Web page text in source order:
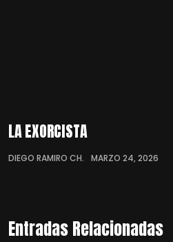
LA EXORCISTA
DIEGO RAMIRO CH. MARZO 24, 2026
Entradas Relacionadas